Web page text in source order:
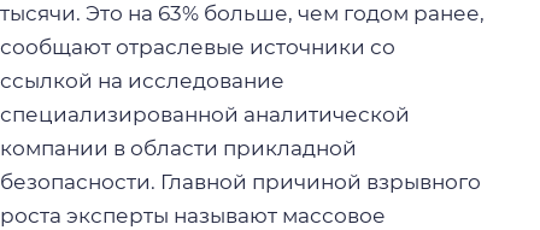
тысячи. Это на 63% больше, чем годом ранее,
сообщают отраслевые источники со
ссылкой на исследование
специализированной аналитической
компании в области прикладной
безопасности. Главной причиной взрывного
роста эксперты называют массовое